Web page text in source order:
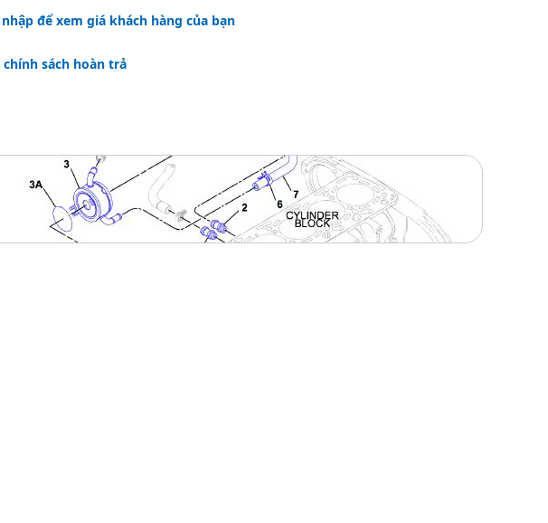
để xem giá khách hàng của bạn
chính sách hoàn trả